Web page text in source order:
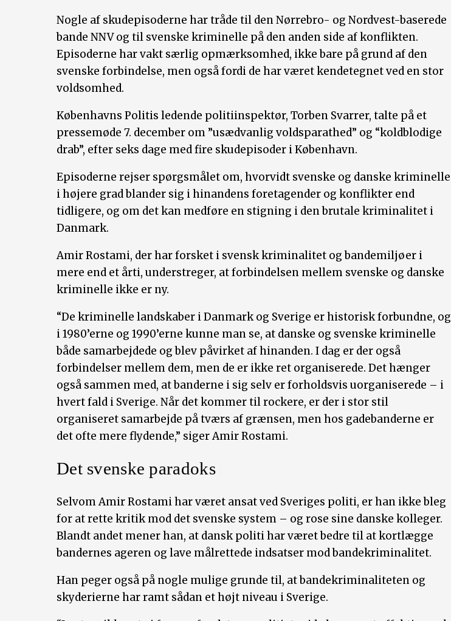
Nogle af skudepisoderne har tråde til den Nørrebro- og Nordvest-baserede
bande NNV og til svenske kriminelle på den anden side af konflikten.
Episoderne har vakt særlig opmærksomhed, ikke bare på grund af den
svenske forbindelse, men også fordi de har været kendetegnet ved en stor
voldsomhed.
Københavns Politis ledende politiinspektør, Torben Svarrer, talte på et
pressemøde 7. december om ”usædvanlig voldsparathed” og “koldblodige
drab”, efter seks dage med fire skudepisoder i København.
Episoderne rejser spørgsmålet om, hvorvidt svenske og danske kriminelle
i højere grad blander sig i hinandens foretagender og konflikter end
tidligere, og om det kan medføre en stigning i den brutale kriminalitet i
Danmark.
Amir Rostami, der har forsket i svensk kriminalitet og bandemiljøer i
mere end et årti, understreger, at forbindelsen mellem svenske og danske
kriminelle ikke er ny.
“De kriminelle landskaber i Danmark og Sverige er historisk forbundne, og
i 1980’erne og 1990’erne kunne man se, at danske og svenske kriminelle
både samarbejdede og blev påvirket af hinanden. I dag er der også
forbindelser mellem dem, men de er ikke ret organiserede. Det hænger
også sammen med, at banderne i sig selv er forholdsvis uorganiserede – i
hvert fald i Sverige. Når det kommer til rockere, er der i stor stil
organiseret samarbejde på tværs af grænsen, men hos gadebanderne er
det ofte mere flydende,” siger Amir Rostami.
Det svenske paradoks
Selvom Amir Rostami har været ansat ved Sveriges politi, er han ikke bleg
for at rette kritik mod det svenske system – og rose sine danske kolleger.
Blandt andet mener han, at dansk politi har været bedre til at kortlægge
bandernes ageren og lave målrettede indsatser mod bandekriminalitet.
Han peger også på nogle mulige grunde til, at bandekriminaliteten og
skyderierne har ramt sådan et højt niveau i Sverige.